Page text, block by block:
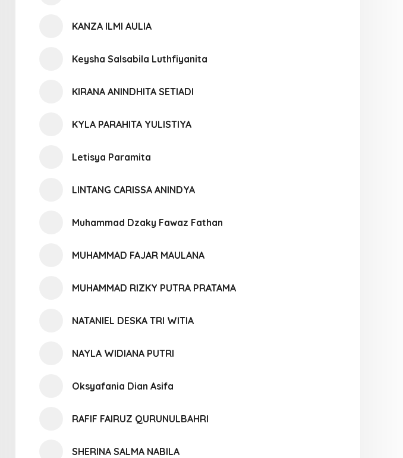
KANZA ILMI AULIA
Keysha Salsabila Luthfiyanita
KIRANA ANINDHITA SETIADI
KYLA PARAHITA YULISTIYA
Letisya Paramita
LINTANG CARISSA ANINDYA
Muhammad Dzaky Fawaz Fathan
MUHAMMAD FAJAR MAULANA
MUHAMMAD RIZKY PUTRA PRATAMA
NATANIEL DESKA TRI WITIA
NAYLA WIDIANA PUTRI
Oksyafania Dian Asifa
RAFIF FAIRUZ QURUNULBAHRI
SHERINA SALMA NABILA